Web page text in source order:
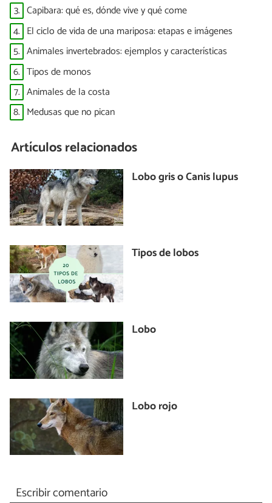
3. Capibara: qué es, dónde vive y qué come
4. El ciclo de vida de una mariposa: etapas e imágenes
5. Animales invertebrados: ejemplos y características
6. Tipos de monos
7. Animales de la costa
8. Medusas que no pican
Artículos relacionados
Lobo gris o Canis lupus
Tipos de lobos
Lobo
Lobo rojo
Escribir comentario